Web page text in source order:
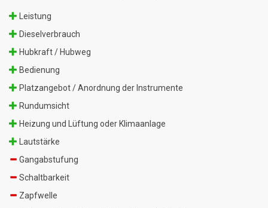
Leistung
Dieselverbrauch
Hubkraft / Hubweg
Bedienung
Platzangebot / Anordnung der Instrumente
Rundumsicht
Heizung und Lüftung oder Klimaanlage
Lautstärke
Gangabstufung
Schaltbarkeit
Zapfwelle